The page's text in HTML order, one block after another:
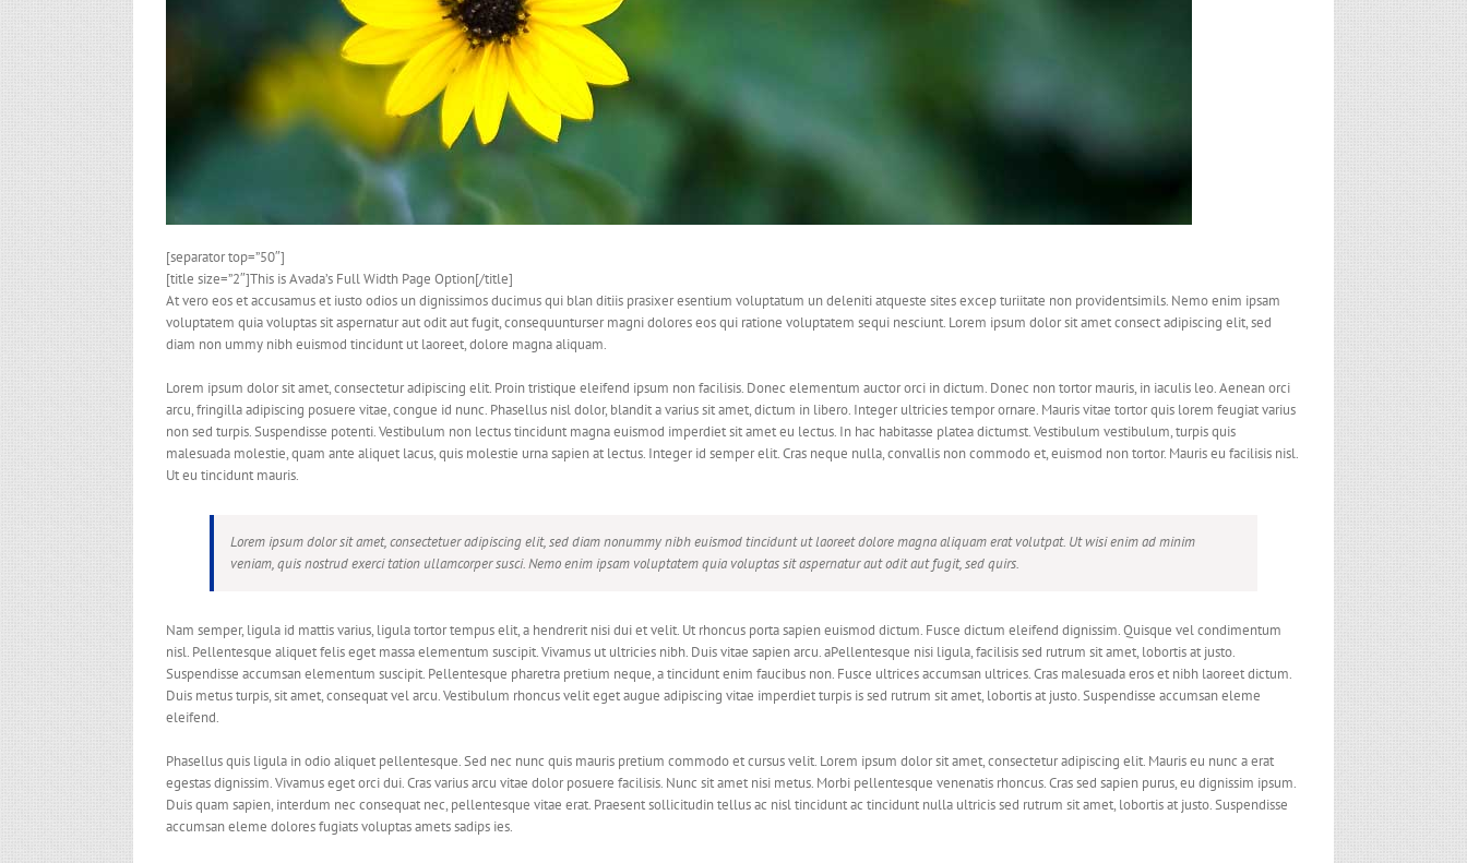
[separator top=”50″]
[title size=”2″]This is Avada’s Full Width Page Option[/title]
At vero eos et accusamus et iusto odios un dignissimos ducimus qui blan ditiis prasixer esentium voluptatum un deleniti atqueste sites excep turiitate non providentsimils. Nemo enim ipsam
voluptatem quia voluptas sit aspernatur aut odit aut fugit, consequunturser magni dolores eos qui ratione voluptatem sequi nesciunt. Lorem ipsum dolor sit amet consect adipiscing elit, sed
diam non ummy nibh euismod tincidunt ut laoreet, dolore magna aliquam.
Lorem ipsum dolor sit amet, consectetur adipiscing elit. Proin tristique eleifend ipsum non facilisis. Donec elementum auctor orci in dictum. Donec non tortor mauris, in iaculis leo. Aenean orci
arcu, fringilla adipiscing posuere vitae, congue id nunc. Phasellus nisl dolor, blandit a varius sit amet, dictum in libero. Integer ultricies tempor ornare. Mauris vitae tortor quis lorem feugiat varius
non sed turpis. Suspendisse potenti. Vestibulum non lectus tincidunt magna euismod imperdiet sit amet eu lectus. In hac habitasse platea dictumst. Vestibulum vestibulum, turpis quis
malesuada molestie, quam ante aliquet lacus, quis molestie urna sapien at lectus. Integer id semper elit. Cras neque nulla, convallis non commodo et, euismod non tortor. Mauris eu facilisis nisl.
Ut eu tincidunt mauris.
Lorem ipsum dolor sit amet, consectetuer adipiscing elit, sed diam nonummy nibh euismod tincidunt ut laoreet dolore magna aliquam erat volutpat. Ut wisi enim ad minim
veniam, quis nostrud exerci tation ullamcorper susci. Nemo enim ipsam voluptatem quia voluptas sit aspernatur aut odit aut fugit, sed quirs.
Nam semper, ligula id mattis varius, ligula tortor tempus elit, a hendrerit nisi dui et velit. Ut rhoncus porta sapien euismod dictum. Fusce dictum eleifend dignissim. Quisque vel condimentum
nisl. Pellentesque aliquet felis eget massa elementum suscipit. Vivamus ut ultricies nibh. Duis vitae sapien arcu. aPellentesque nisi ligula, facilisis sed rutrum sit amet, lobortis at justo.
Suspendisse accumsan elementum suscipit. Pellentesque pharetra pretium neque, a tincidunt enim faucibus non. Fusce ultrices accumsan ultrices. Cras malesuada eros et nibh laoreet dictum.
Duis metus turpis, sit amet, consequat vel arcu. Vestibulum rhoncus velit eget augue adipiscing vitae imperdiet turpis is sed rutrum sit amet, lobortis at justo. Suspendisse accumsan eleme
eleifend.
Phasellus quis ligula in odio aliquet pellentesque. Sed nec nunc quis mauris pretium commodo et cursus velit. Lorem ipsum dolor sit amet, consectetur adipiscing elit. Mauris eu nunc a erat
egestas dignissim. Vivamus eget orci dui. Cras varius arcu vitae dolor posuere facilisis. Nunc sit amet nisi metus. Morbi pellentesque venenatis rhoncus. Cras sed sapien purus, eu dignissim ipsum.
Duis quam sapien, interdum nec consequat nec, pellentesque vitae erat. Praesent sollicitudin tellus ac nisl tincidunt ac tincidunt nulla ultricis sed rutrum sit amet, lobortis at justo. Suspendisse
accumsan eleme dolores fugiats voluptas amets sadips ies.